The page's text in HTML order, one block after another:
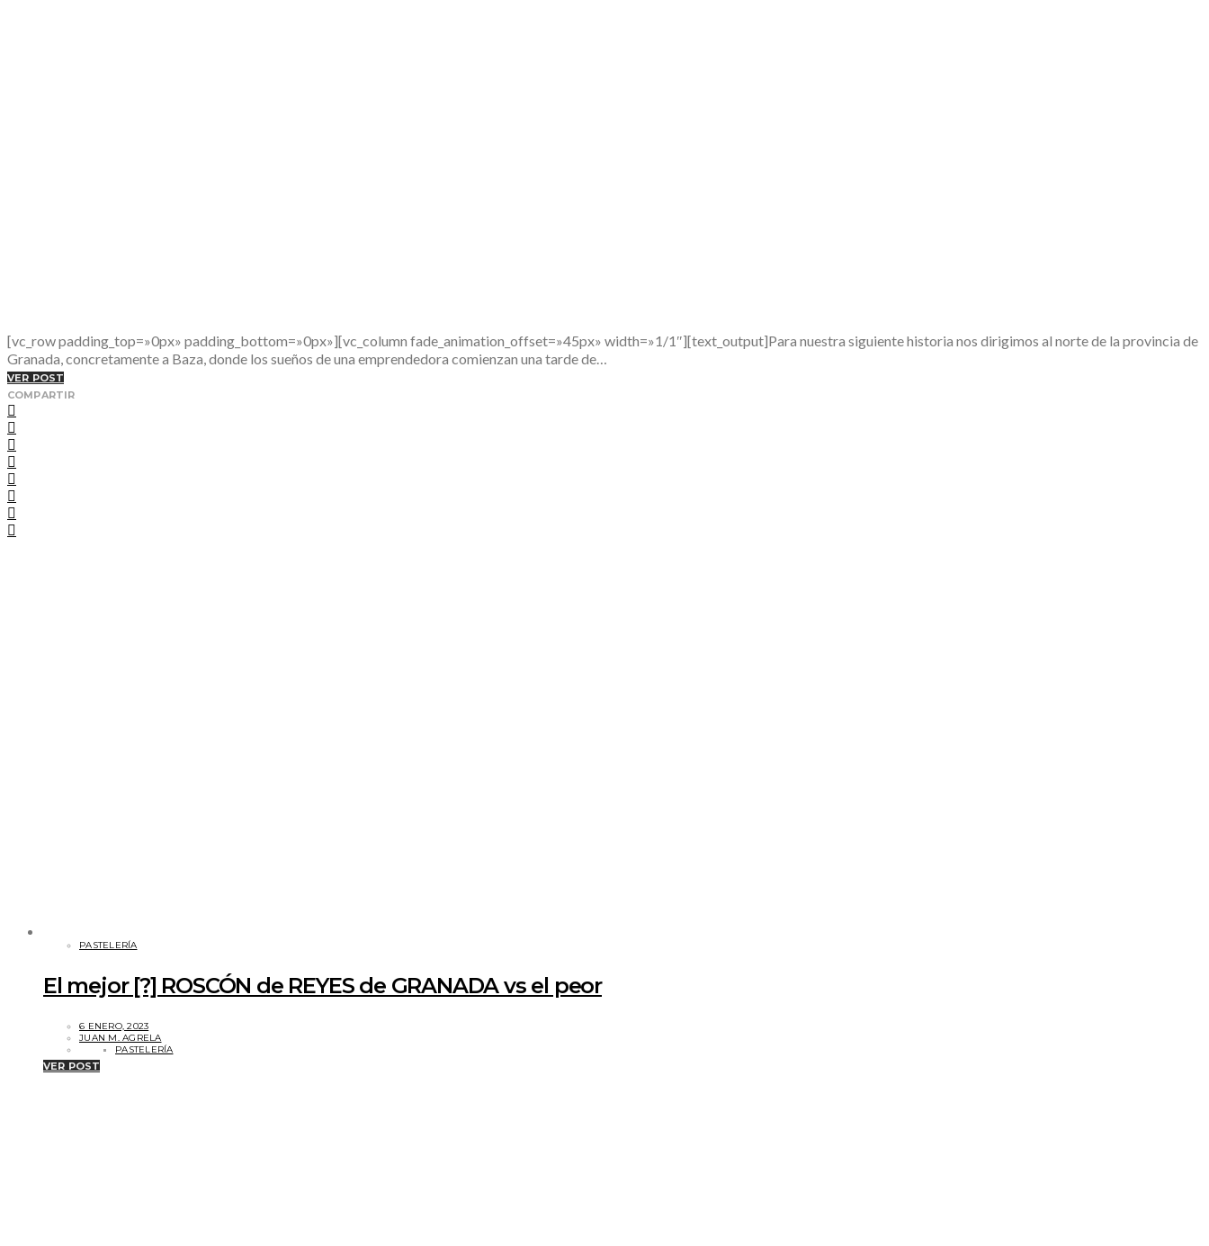
[vc_row padding_top=»0px» padding_bottom=»0px»][vc_column fade_animation_offset=»45px» width=»1/1″][text_output]Para nuestra siguiente historia nos dirigimos al norte de la provincia de
Granada, concretamente a Baza, donde los sueños de una emprendedora comienzan una tarde de…
VER POST
COMPARTIR
PASTELERÍA
El mejor [?] ROSCÓN de REYES de GRANADA vs el peor
6 ENERO, 2023
JUAN M. AGRELA
PASTELERÍA
VER POST